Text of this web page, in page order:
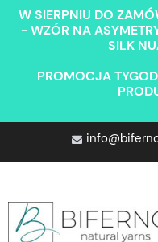
W SIERPNIU DO
- WZÓR NA
SILK
PROMOCJA